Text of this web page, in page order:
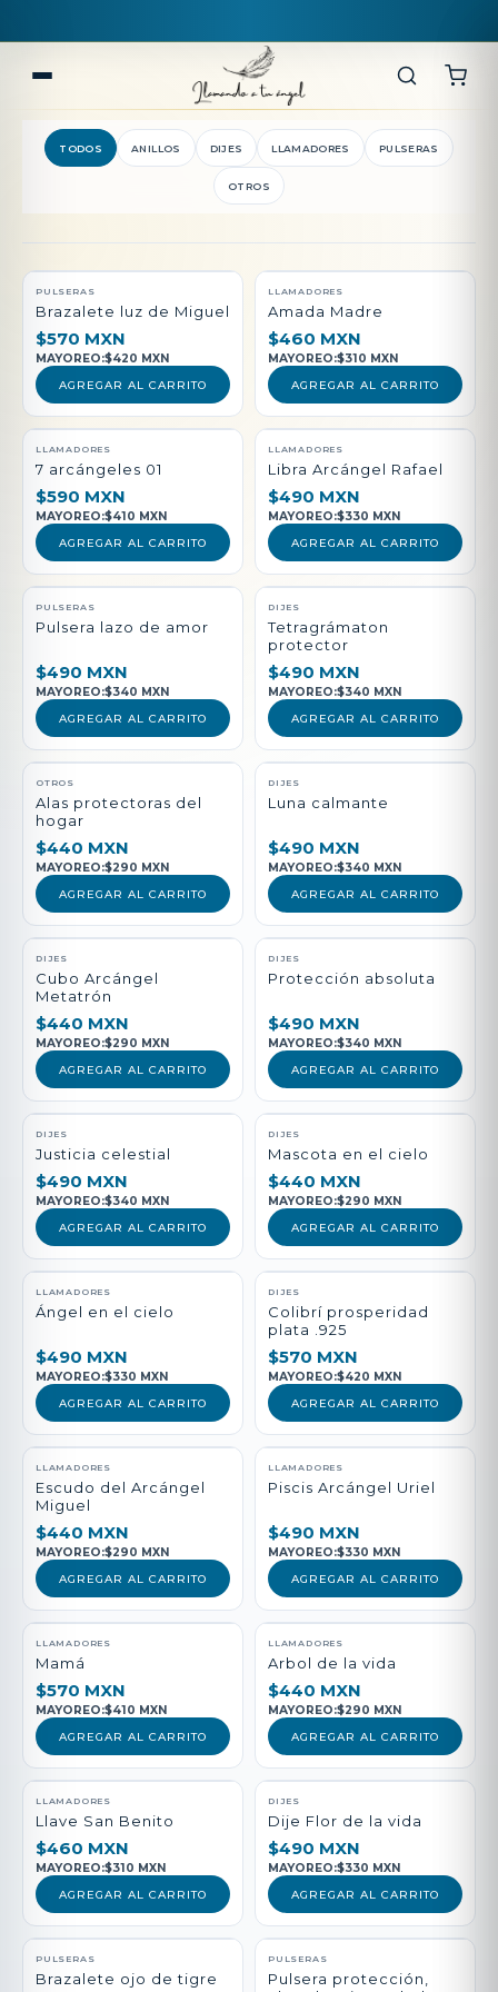
TODOS ANILLOS DIJES LLAMADORES PULSERAS
OTROS
QUEDAN POCAS PIEZAS
PULSERAS
Brazalete luz de Miguel
$570 MXN
MAYOREO:$420 MXN
AGREGAR AL CARRITO
LLAMADORES
Amada Madre
$460 MXN
MAYOREO:$310 MXN
AGREGAR AL CARRITO
LLAMADORES
7 arcángeles 01
$590 MXN
MAYOREO:$410 MXN
AGREGAR AL CARRITO
LLAMADORES
Libra Arcángel Rafael
$490 MXN
MAYOREO:$330 MXN
AGREGAR AL CARRITO
PULSERAS
Pulsera lazo de amor
$490 MXN
MAYOREO:$340 MXN
AGREGAR AL CARRITO
DIJES
Tetragrámaton
protector
$490 MXN
MAYOREO:$340 MXN
AGREGAR AL CARRITO
NUEVO
OTROS
Alas protectoras del
hogar
$440 MXN
MAYOREO:$290 MXN
AGREGAR AL CARRITO
DIJES
Luna calmante
$490 MXN
MAYOREO:$340 MXN
AGREGAR AL CARRITO
DIJES
Cubo Arcángel
Metatrón
$440 MXN
MAYOREO:$290 MXN
AGREGAR AL CARRITO
DIJES
Protección absoluta
$490 MXN
MAYOREO:$340 MXN
AGREGAR AL CARRITO
DIJES
Justicia celestial
$490 MXN
MAYOREO:$340 MXN
AGREGAR AL CARRITO
DIJES
Mascota en el cielo
$440 MXN
MAYOREO:$290 MXN
AGREGAR AL CARRITO
LLAMADORES
Ángel en el cielo
$490 MXN
MAYOREO:$330 MXN
AGREGAR AL CARRITO
DIJES
Colibrí prosperidad
plata .925
$570 MXN
MAYOREO:$420 MXN
AGREGAR AL CARRITO
LLAMADORES
Escudo del Arcángel
Miguel
$440 MXN
MAYOREO:$290 MXN
AGREGAR AL CARRITO
LLAMADORES
Piscis Arcángel Uriel
$490 MXN
MAYOREO:$330 MXN
AGREGAR AL CARRITO
LLAMADORES
Mamá
$570 MXN
MAYOREO:$410 MXN
AGREGAR AL CARRITO
LLAMADORES
Arbol de la vida
$440 MXN
MAYOREO:$290 MXN
AGREGAR AL CARRITO
LLAMADORES
Llave San Benito
$460 MXN
MAYOREO:$310 MXN
AGREGAR AL CARRITO
DIJES
Dije Flor de la vida
$490 MXN
MAYOREO:$330 MXN
AGREGAR AL CARRITO
PULSERAS
Brazalete ojo de tigre
PULSERAS
Pulsera protección,